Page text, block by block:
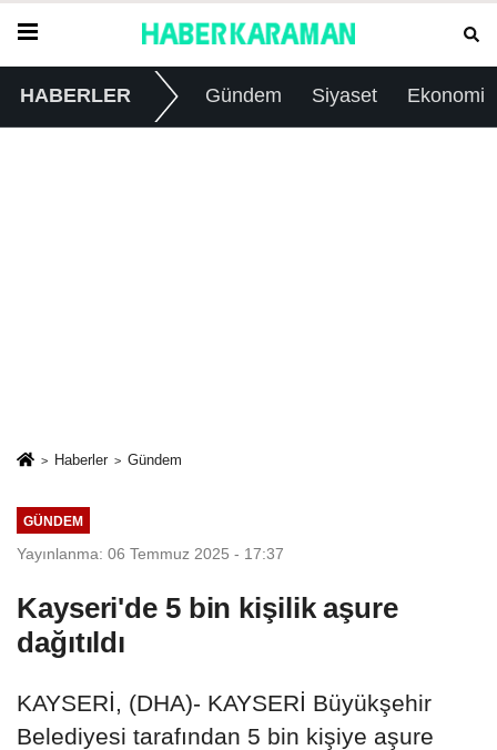
HABERLER Gündem Siyaset Ekonomi
Haberler Gündem
GÜNDEM
Yayınlanma: 06 Temmuz 2025 - 17:37
Kayseri'de 5 bin kişilik aşure
dağıtıldı
KAYSERİ, (DHA)- KAYSERİ Büyükşehir
Belediyesi tarafından 5 bin kişiye aşure